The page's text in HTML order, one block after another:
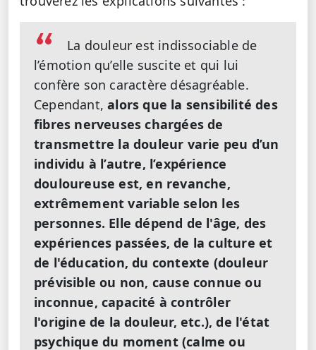
La douleur est indissociable de
l’émotion qu’elle suscite et qui lui
confère son caractère désagréable.
Cependant,alors que la sensibilité des
fibres nerveuses chargées de
transmettre la douleur varie peu d’un
individu à l’autre, l’expérience
douloureuse est, en revanche,
extrêmement variable selon les
personnes. Elle dépend de l'âge, des
expériences passées, de la culture et
de l'éducation, du contexte (douleur
prévisible ou non, cause connue ou
inconnue, capacité à contrôler
l'origine de la douleur, etc.), de l'état
psychique du moment (calme ou